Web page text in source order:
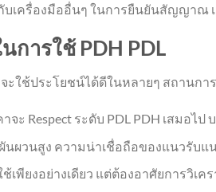
เครื่องมืออื่นๆ ในการยืนยันสัญญาณ เช่
การใช้ PDH PDL
จะใช้ประโยชน์ได้ดีในหลายๆ สถานก
ะ Respect ระดับ PDL PDH เสมอไป
ผวนสูง ความน่าเชื่อถือของแนวรับแ
ช้เพียงอย่างเดียว แต่ต้องอาศัยการวิเ